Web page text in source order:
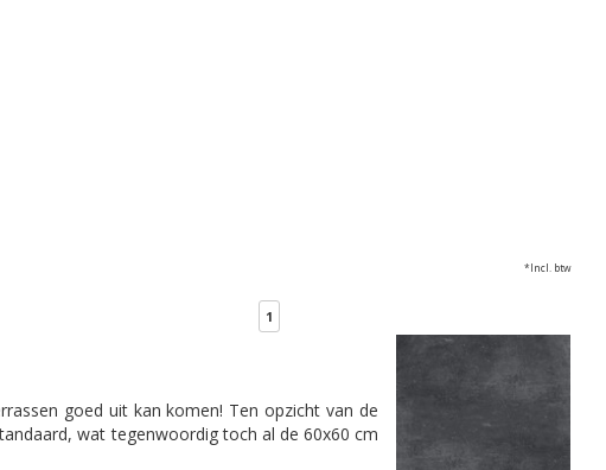
*Incl. btw
1
goed uit kan komen! Ten opzicht van de
wat tegenwoordig toch al de 60x60 cm